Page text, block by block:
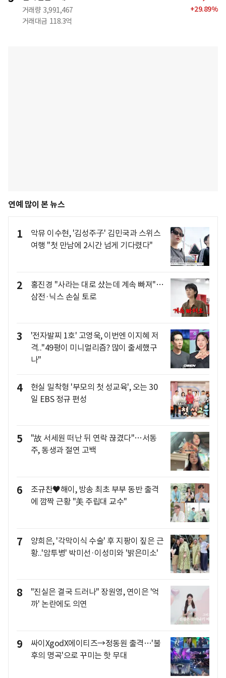
거래량 3,991,467
거래대금 118.3억
+29.89%
연예 많이 본 뉴스
1
악뮤 이수현, '김성주子' 김민국과 스위스
여행 "첫 만남에 2시간 넘게 기다렸다"
2
홍진경 "사라는 대로 샀는데 계속 빠져"…
삼전·닉스 손실 토로
3
'전자발찌 1호' 고영욱, 이번엔 이지혜 저
격.."49평이 미니멀리즘? 많이 출세했구
나"
4
현실 밀착형 '부모의 첫 성교육', 오는 30
일 EBS 정규 편성
5
"故 서세원 떠난 뒤 연락 끊겼다"…서동
주, 동생과 절연 고백
6
조규찬♥해이, 방송 최초 부부 동반 출격
에 깜짝 근황 "美 주립대 교수"
7
양희은, '각막이식 수술' 후 지팡이 짚은 근
황..'암투병' 박미선·이성미와 '밝은미소'
8
"진실은 결국 드러나" 장원영, 연이은 '억
까' 논란에도 의연
9
싸이XgodX에이티즈→정동원 출격…'불
후의 명곡'으로 꾸미는 핫 무대